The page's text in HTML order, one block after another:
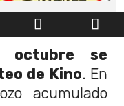
octubre se
de Kino. En
acumulado